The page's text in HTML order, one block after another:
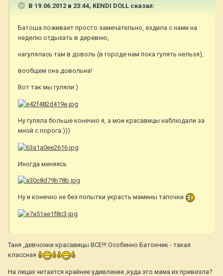
В 19.06.2012 в 23:44, KENDI DOLL сказал:
Батоша поживает просто замечательно, ездила с нами на
неделю отдыхать в деревню,
нагулялась там в доволь (в городе нам пока гулять нельзя),
вообщем она довольна!
Вот так мы гуляли:)
Ну гуляла больше конечно я, а мои красавицы наблюдали за
мной с порога:)))
Иногда меняясь
Ну и конечно не без попытки украсть мамины тапочки
Таня ,девчонки красавицы ВСЕ!!! Особенно Батончик - такая
классная
На лицах читается крайнее удивление ,куда это мама их привезла?